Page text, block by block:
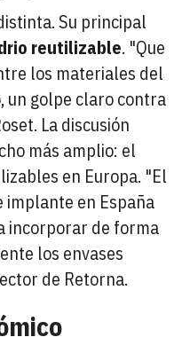
Su principal
reutilizable. "Que
los materiales del
un golpe claro contra
La discusión
más amplio: el
en Europa. "El
implante en España
incorporar de forma
los envases
de Retorna.